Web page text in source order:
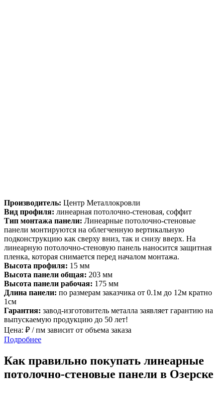
Производитель: Центр Металлокровли
Вид профиля: линеарная потолочно-стеновая, соффит
Тип монтажа панели: Линеарные потолочно-стеновые
панели монтируются на облегченную вертикальную
подконструкцию как сверху вниз, так и снизу вверх. На
линеарную потолочно-стеновую панель наносится защитная
пленка, которая снимается перед началом монтажа.
Высота профиля: 15 мм
Высота панели общая: 203 мм
Высота панели рабочая: 175 мм
Длина панели: по размерам заказчика от 0.1м до 12м кратно
1см
Гарантия: завод-изготовитель металла заявляет гарантию на
выпускаемую продукцию до 50 лет!
Цена: ₽ / пм зависит от объема заказа
Подробнее
Как правильно покупать линеарные
потолочно-стеновые панели в Озерске